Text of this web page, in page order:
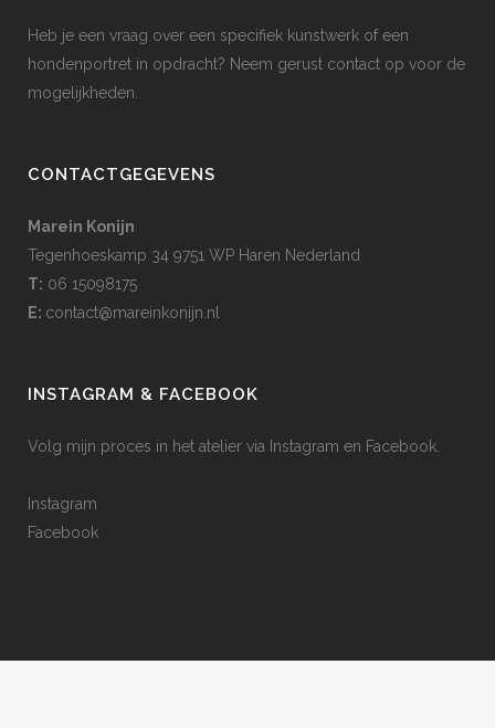
Heb je een vraag over een specifiek kunstwerk of een
hondenportret in opdracht? Neem gerust contact op voor de
mogelijkheden.
CONTACTGEGEVENS
Marein Konijn
Tegenhoeskamp 34 9751 WP Haren Nederland
T: 06 15098175
E: contact@mareinkonijn.nl
INSTAGRAM & FACEBOOK
Volg mijn proces in het atelier via Instagram en Facebook.
Instagram
Facebook